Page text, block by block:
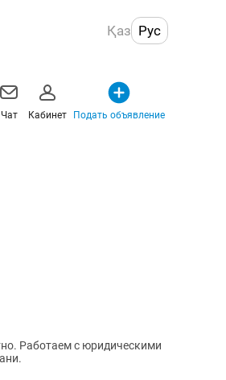
Қаз Рус
Чат Кабинет Подать объявление
Работаем с юридическими